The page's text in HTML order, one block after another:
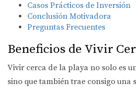
Casos Prácticos de Inversión
Conclusión Motivadora
Preguntas Frecuentes
Beneficios de Vivir
Vivir cerca de la playa no solo es
sino que también trae consigo una